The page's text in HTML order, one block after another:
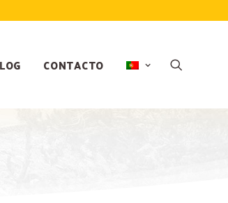
CONTACTO